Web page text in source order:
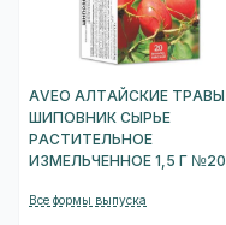
AVEO АЛТАЙСКИЕ ТРАВЫ
ШИПОВНИК СЫРЬЕ
РАСТИТЕЛЬНОЕ
ИЗМЕЛЬЧЕННОЕ 1,5 Г №20
Все формы выпуска